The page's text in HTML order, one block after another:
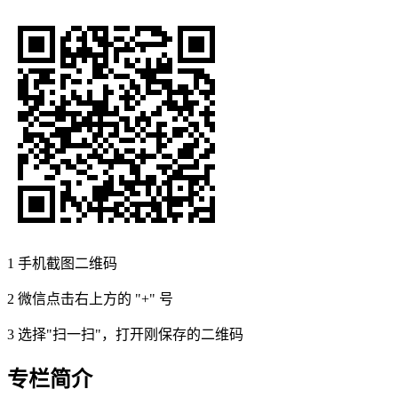
1 手机截图二维码
2 微信点击右上方的 "+" 号
3 选择"扫一扫"，打开刚保存的二维码
专栏简介